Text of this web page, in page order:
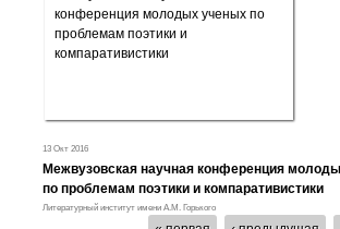
13 Окт 2016
Межвузовская научная конференция
по проблемам поэтики и компаративистики
Литературный институт имени А.М. Горького